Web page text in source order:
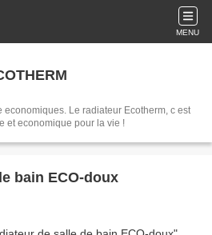
MENU
Le radiateur Ecotherm, c est
et economique pour la vie !
bain ECO-doux